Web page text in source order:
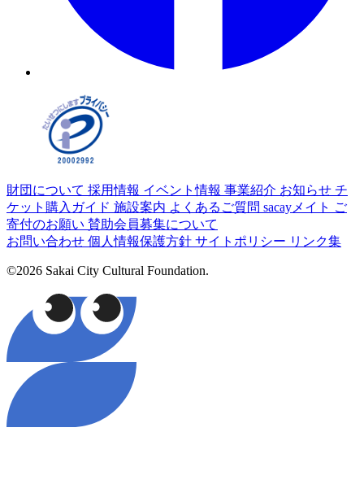
財団について 採用情報 イベント情報 事業紹介 お知らせ チ
ケット購入ガイド 施設案内 よくあるご質問 sacayメイト ご
寄付のお願い 賛助会員募集について
お問い合わせ 個人情報保護方針 サイトポリシー リンク集
©2026 Sakai City Cultural Foundation.